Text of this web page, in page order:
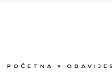
POČETNA »